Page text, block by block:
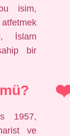
isim,
İslam
bir
1957,
ve